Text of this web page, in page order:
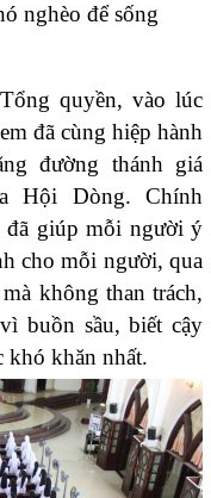
nghèo để sống
quyền, vào lúc
đã cùng hiệp hành
đường thánh giá
Hội Dòng. Chính
đã giúp mỗi người ý
cho mỗi người, qua
không than trách,
buồn sầu, biết cậy
khó khăn nhất.